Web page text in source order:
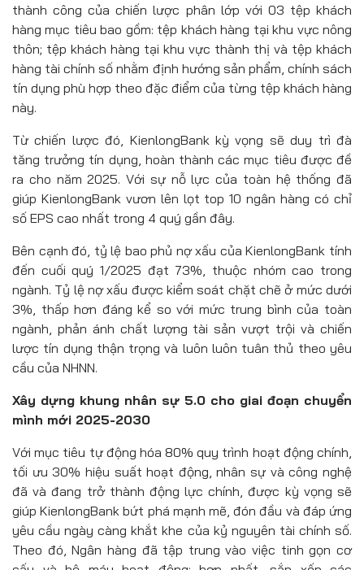
thành công của chiến lược phân lớp với 03 tệp khách
hàng mục tiêu bao gồm: tệp khách hàng tại khu vực nông
thôn; tệp khách hàng tại khu vực thành thị và tệp khách
hàng tài chính số nhằm định hướng sản phẩm, chính sách
tín dụng phù hợp theo đặc điểm của từng tệp khách hàng
này.
Từ chiến lược đó, KienlongBank kỳ vọng sẽ duy trì đà
tăng trưởng tín dụng, hoàn thành các mục tiêu được đề
ra cho năm 2025. Với sự nỗ lực của toàn hệ thống đã
giúp KienlongBank vươn lên lọt top 10 ngân hàng có chỉ
số EPS cao nhất trong 4 quý gần đây.
Bên cạnh đó, tỷ lệ bao phủ nợ xấu của KienlongBank tính
đến cuối quý 1/2025 đạt 73%, thuộc nhóm cao trong
ngành. Tỷ lệ nợ xấu được kiểm soát chặt chẽ ở mức dưới
3%, thấp hơn đáng kể so với mức trung bình của toàn
ngành, phản ánh chất lượng tài sản vượt trội và chiến
lược tín dụng thận trọng và luôn luôn tuân thủ theo yêu
cầu của NHNN.
Xây dựng khung nhân sự 5.0 cho giai đoạn chuyển
mình mới 2025-2030
Với mục tiêu tự động hóa 80% quy trình hoạt động chính,
tối ưu 30% hiệu suất hoạt động, nhân sự và công nghệ
đã và đang trở thành động lực chính, được kỳ vọng sẽ
giúp KienlongBank bứt phá mạnh mẽ, đón đầu và đáp ứng
yêu cầu ngày càng khắt khe của kỷ nguyên tài chính số.
Theo đó, Ngân hàng đã tập trung vào việc tinh gọn cơ